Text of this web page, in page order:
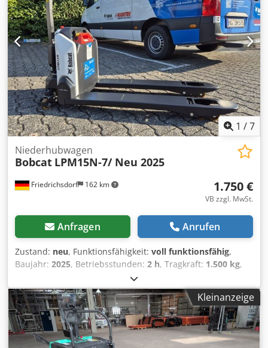
1 /7
Friedrichsdorf 162 km
Niederhubwagen
Bobcat LPM15N-7/ Neu 2025
1.750 €
VB zzgl. MwSt.
Anfragen Anrufen
Zustand: neu, Funktionsfähigkeit: voll funktionsfähig,
Baujahr: 2025, Betriebsstunden: 2 h, Tragkraft: 1.500 kg,
, Kraftstofftyp:
1.160 mm, Gabellänge:1.150 mm, Leergewicht:123 kg,
Gesamtlänge:1.530 mm, Antriebsart:Elektro , Baubreite:
540 mm, Niederhubwagen Lastschwerpunkt: 600
Gabelbreite: 160 mm Gabeldicke: 47 mm Zustand:
Neugerät Zustand Technisch: Neu Bereifung vorne Typ:
Kleinanzeige